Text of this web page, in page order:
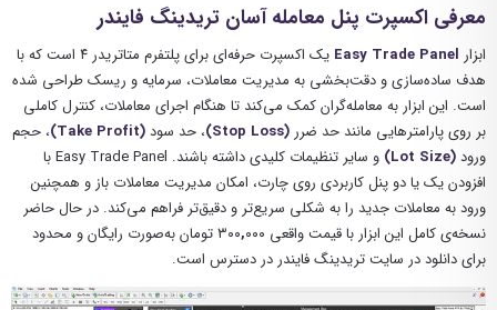
معرفی اکسپرت پنل معامله آسان تریدینگ فایندر
ابزار Easy Trade Panel
یک اکسپرت حرفه‌ای برای پلتفرم متاتریدر ۴ است که با
هدف ساده‌سازی و دقت‌بخشی به مدیریت معاملات، سرمایه و ریسک طراحی شده
است. این ابزار به معامله‌گران کمک می‌کند تا هنگام اجرای معاملات، کنترل کاملی
بر روی پارامترهایی مانند حد ضرر(Stop Loss) ، حد سود(Take Profit)
، حجم
ورود(Lot Size)
و سایر تنظیمات کلیدی داشته باشند. Easy Trade Panel با
افزودن یک یا دو پنل کاربردی روی چارت، امکان مدیریت معاملات باز و همچنین
ورود به معاملات جدید را به شکلی سریع‌تر و دقیق‌تر فراهم می‌کند. در حال حاضر
نسخه‌ی کامل این ابزار با قیمت واقعی ۳۰۰
,
۰۰۰ تومان به‌صورت رایگان و محدود
برای دانلود در سایت تریدینگ فایندر در دسترس است.